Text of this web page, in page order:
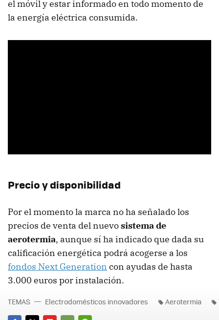
el móvil y estar informado en todo momento de
la energía eléctrica consumida.
Precio y disponibilidad
Por el momento la marca no ha señalado los
precios de venta del nuevosistema de
aerotermia, aunque sí ha indicado que dada su
calificación energética podrá acogerse a los
fondos Next Generation con ayudas de hasta
3.000 euros por instalación.
TEMAS Electrodomésticos innovadores Aerotermia